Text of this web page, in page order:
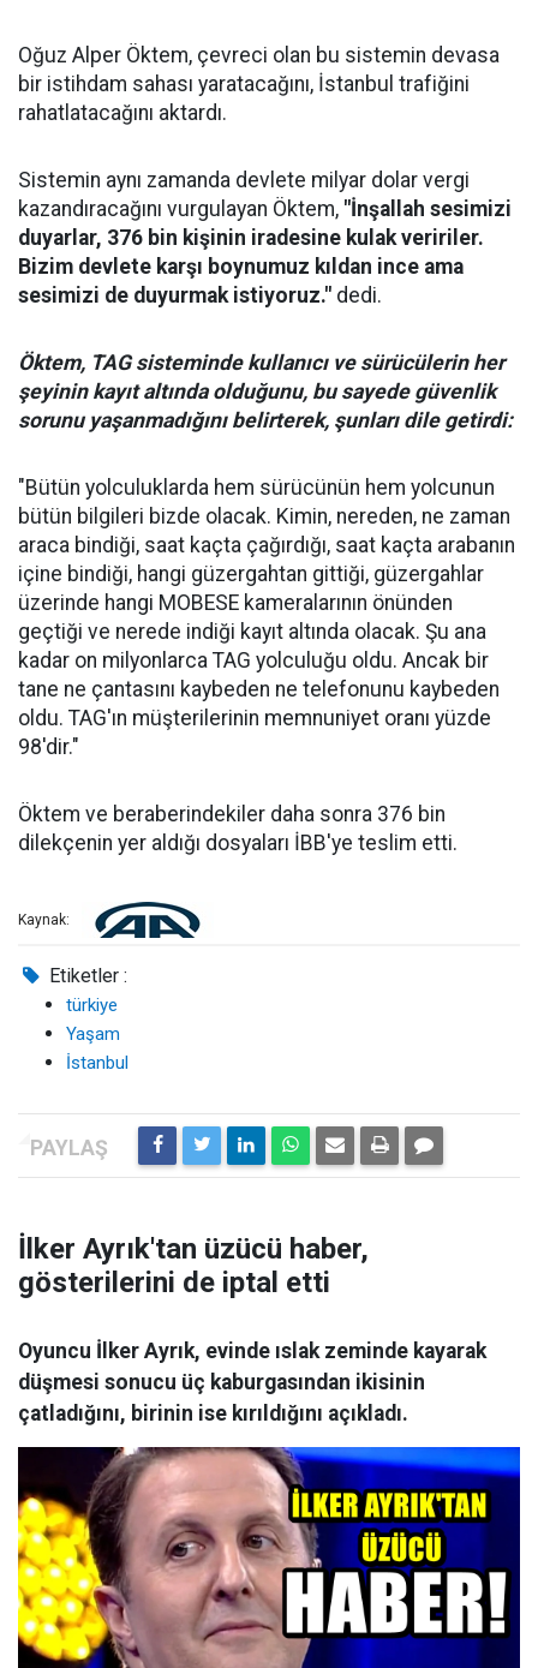
Oğuz Alper Öktem, çevreci olan bu sistemin devasa
bir istihdam sahası yaratacağını, İstanbul trafiğini
rahatlatacağını aktardı.
Sistemin aynı zamanda devlete milyar dolar vergi
kazandıracağını vurgulayan Öktem, "İnşallah sesimizi
duyarlar, 376 bin kişinin iradesine kulak veririler.
Bizim devlete karşı boynumuz kıldan ince ama
sesimizi de duyurmak istiyoruz." dedi.
Öktem, TAG sisteminde kullanıcı ve sürücülerin her
şeyinin kayıt altında olduğunu, bu sayede güvenlik
sorunu yaşanmadığını belirterek, şunları dile getirdi:
"Bütün yolculuklarda hem sürücünün hem yolcunun
bütün bilgileri bizde olacak. Kimin, nereden, ne zaman
araca bindiği, saat kaçta çağırdığı, saat kaçta arabanın
içine bindiği, hangi güzergahtan gittiği, güzergahlar
üzerinde hangi MOBESE kameralarının önünden
geçtiği ve nerede indiği kayıt altında olacak. Şu ana
kadar on milyonlarca TAG yolculuğu oldu. Ancak bir
tane ne çantasını kaybeden ne telefonunu kaybeden
oldu. TAG'ın müşterilerinin memnuniyet oranı yüzde
98'dir."
Öktem ve beraberindekiler daha sonra 376 bin
dilekçenin yer aldığı dosyaları İBB'ye teslim etti.
Kaynak:
Etiketler :
türkiye
Yaşam
İstanbul
İlker Ayrık'tan üzücü haber,
gösterilerini de iptal etti
Oyuncu İlker Ayrık, evinde ıslak zeminde kayarak
düşmesi sonucu üç kaburgasından ikisinin
çatladığını, birinin ise kırıldığını açıkladı.